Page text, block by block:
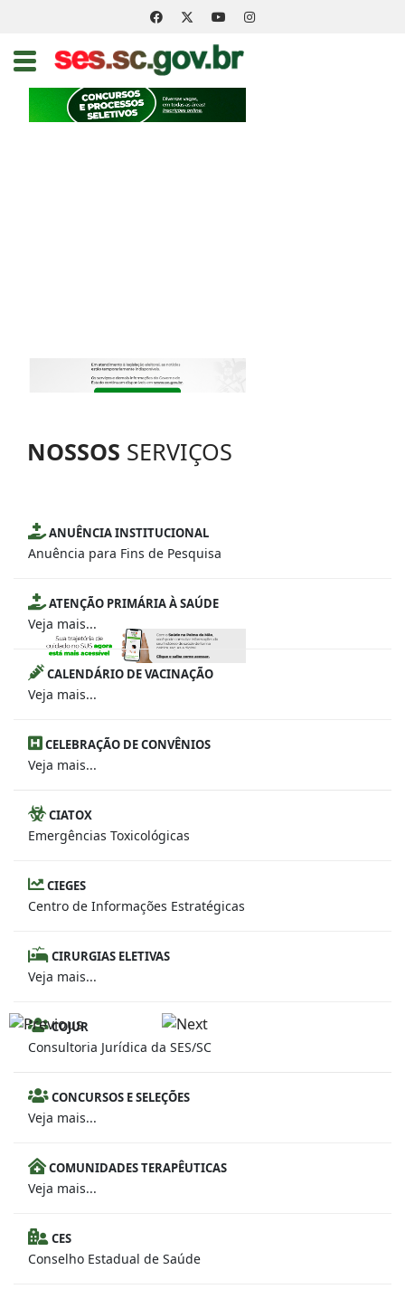
NOSSOS SERVIÇOS
ANUÊNCIA INSTITUCIONAL
Anuência para Fins de Pesquisa
ATENÇÃO PRIMÁRIA À SAÚDE
Veja mais...
CALENDÁRIO DE VACINAÇÃO
Veja mais...
CELEBRAÇÃO DE CONVÊNIOS
Veja mais...
CIATOX
Emergências Toxicológicas
CIEGES
Centro de Informações Estratégicas
CIRURGIAS ELETIVAS
Veja mais...
COJUR
Consultoria Jurídica da SES/SC
CONCURSOS E SELEÇÕES
Veja mais...
COMUNIDADES TERAPÊUTICAS
Veja mais...
CES
Conselho Estadual de Saúde